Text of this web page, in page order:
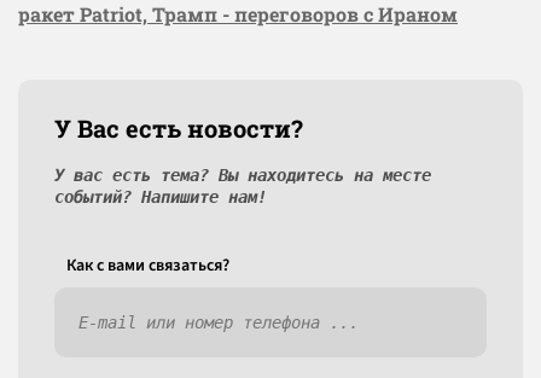
ракет Patriot, Трамп - переговоров с Ираном
У Вас есть новости?
У вас есть тема? Вы находитесь на месте
событий? Напишите нам!
Как c вами связаться?